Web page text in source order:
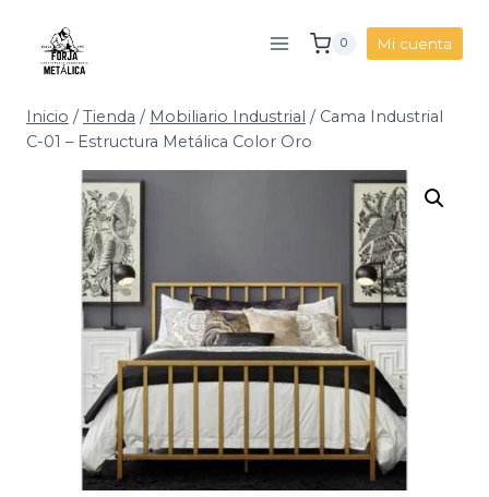
contenido
0 Mi cuenta
Inicio / Tienda / Mobiliario Industrial / Cama Industrial
C-01 – Estructura Metálica Color Oro